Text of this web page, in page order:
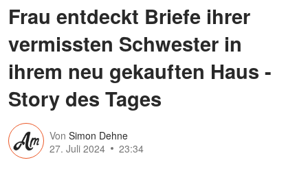
Frau entdeckt Briefe ihrer
vermissten Schwester in
ihrem neu gekauften Haus -
Story des Tages
Von Simon Dehne
27. Juli 2024
23:34